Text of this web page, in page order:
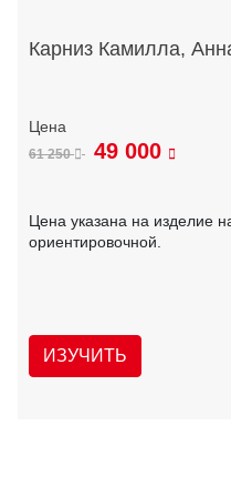
Карниз Камилла,
61 250 49 000
Цена указана на изделие
ориентировочной.
ИЗУЧИТЬ